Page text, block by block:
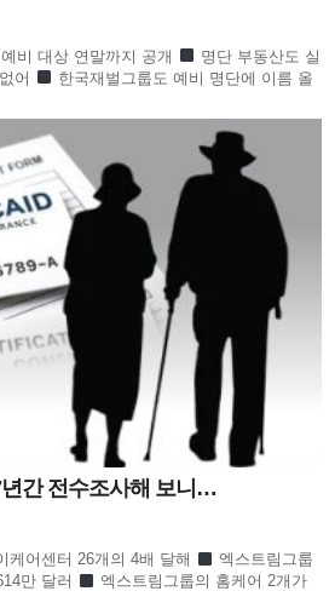
비 대상 연말까지 공개
명단 부동산도 실
어
한국재벌그룹도 예비 명단에 이름 올
간 전수조사해 보니…
케어센터 26개의 4배 달해
엑스트림그룹
만 달러
엑스트림그룹의 홈케어 2개가